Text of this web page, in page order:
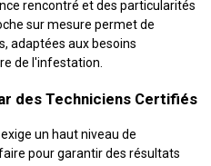
rencontré et des particularités
sur mesure permet de
adaptées aux besoins
de l'infestation.
des Techniciens Certifiés
un haut niveau de
pour garantir des résultats